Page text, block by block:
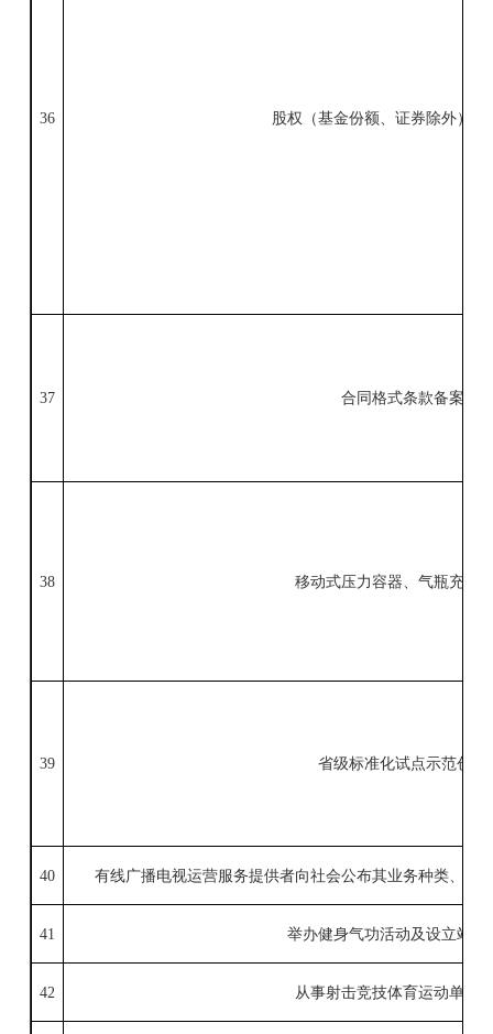
36 股权（基金份额、证券除外）出
37 合同格式条款备案
38 移动式压力容器、气瓶充装
39 省级标准化试点示范创建
40 有线广播电视运营服务提供者向社会公布其业务种类、服
41 举办健身气功活动及设立站点
42 从事射击竞技体育运动单位